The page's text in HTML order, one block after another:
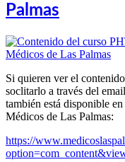
Palmas
Si quieren ver el
soclitarlo a través del
también está disponible
Médicos de Las Palmas:
https://